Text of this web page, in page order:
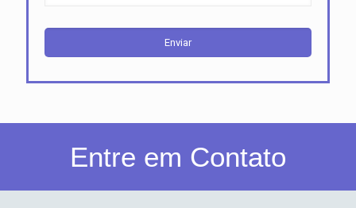
Entre em Contato